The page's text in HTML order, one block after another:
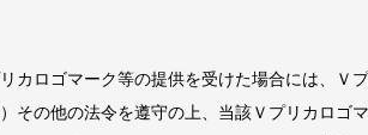
カロゴマーク等の提供を受けた場合には、Ｖ
その他の法令を遵守の上、当該Ｖプリカロゴ